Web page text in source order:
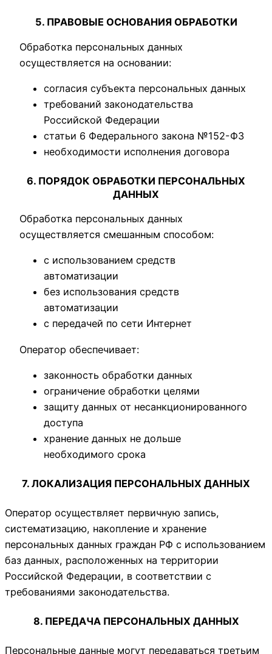
5. ПРАВОВЫЕ ОСНОВАНИЯ ОБРАБОТКИ
Обработка персональных данных
осуществляется на основании:
согласия субъекта персональных данных
требований законодательства
Российской Федерации
статьи 6 Федерального закона №152-ФЗ
необходимости исполнения договора
6. ПОРЯДОК ОБРАБОТКИ ПЕРСОНАЛЬНЫХ
ДАННЫХ
Обработка персональных данных
осуществляется смешанным способом:
с использованием средств
автоматизации
без использования средств
автоматизации
с передачей по сети Интернет
Оператор обеспечивает:
законность обработки данных
ограничение обработки целями
защиту данных от несанкционированного
доступа
хранение данных не дольше
необходимого срока
7. ЛОКАЛИЗАЦИЯ ПЕРСОНАЛЬНЫХ ДАННЫХ
Оператор осуществляет первичную запись,
систематизацию, накопление и хранение
персональных данных граждан РФ с использованием
баз данных, расположенных на территории
Российской Федерации, в соответствии с
требованиями законодательства.
8. ПЕРЕДАЧА ПЕРСОНАЛЬНЫХ ДАННЫХ
Персональные данные могут передаваться третьим